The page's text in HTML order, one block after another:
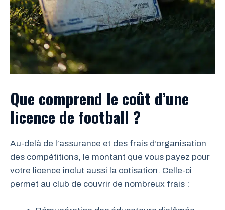
Que comprend le coût d’une
licence de football ?
Au-delà de l’assurance et des frais d’organisation
des compétitions, le montant que vous payez pour
votre licence inclut aussi la cotisation. Celle-ci
permet au club de couvrir de nombreux frais :